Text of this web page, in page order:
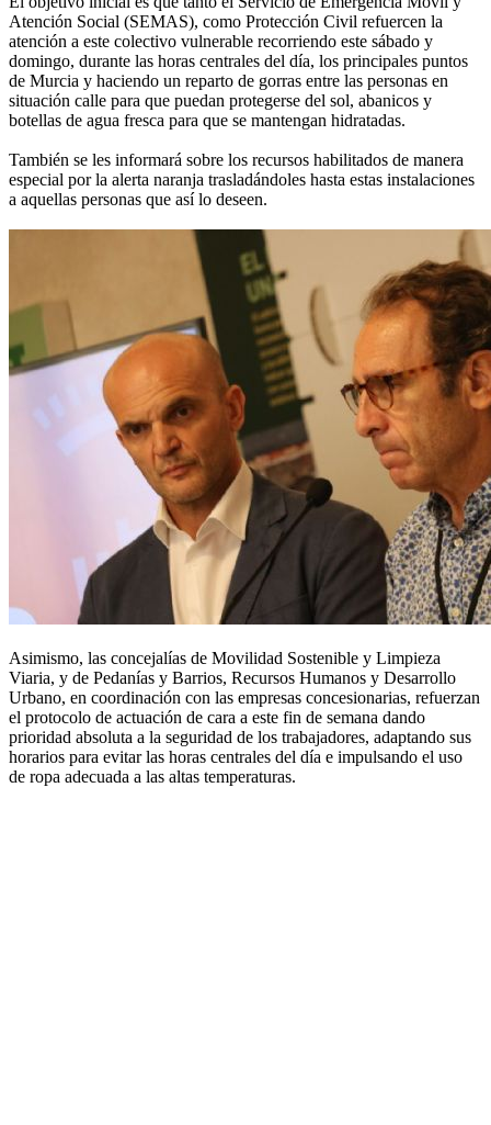
Atención Social (SEMAS), como Protección Civil refuercen la
atención a este colectivo vulnerable recorriendo este sábado y
domingo, durante las horas centrales del día, los principales puntos
de Murcia y haciendo un reparto de gorras entre las personas en
situación calle para que puedan protegerse del sol, abanicos y
botellas de agua fresca para que se mantengan hidratadas.
También se les informará sobre los recursos habilitados de manera
especial por la alerta naranja trasladándoles hasta estas instalaciones
a aquellas personas que así lo deseen.
Asimismo, las concejalías de Movilidad Sostenible y Limpieza
Viaria, y de Pedanías y Barrios, Recursos Humanos y Desarrollo
Urbano, en coordinación con las empresas concesionarias, refuerzan
el protocolo de actuación de cara a este fin de semana dando
prioridad absoluta a la seguridad de los trabajadores, adaptando sus
horarios para evitar las horas centrales del día e impulsando el uso
de ropa adecuada a las altas temperaturas.